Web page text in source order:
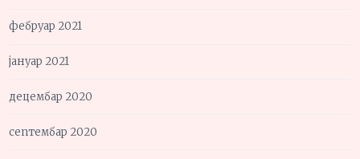
фебруар 2021
јануар 2021
децембар 2020
септембар 2020